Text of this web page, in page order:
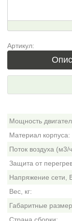
Артикул:
Мощность
Материал корпуса:
Поток воздуха (м3/
Защита от
Напряжение сети,
Вес, кг:
Габаритные